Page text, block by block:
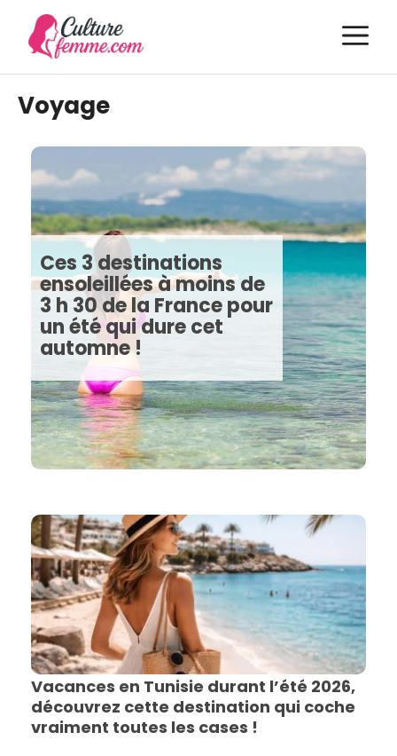
contenu
Voyage
Ces 3 destinations
ensoleillées à moins de
3 h 30 de la France pour
un été qui dure cet
automne !
Vacances en Tunisie durant l’été 2026,
découvrez cette destination qui coche
vraiment toutes les cases !